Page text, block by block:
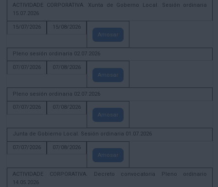
ACTIVIDADE CORPORATIVA. Xunta de Goberno Local. Sesión ordinaria
15.07.2026
15/07/2026
15/08/2026
Amosar
Pleno sesión ordinaria 02.07.2026
07/07/2026
07/08/2026
Amosar
Pleno sesión ordinaria 02.07.2026
07/07/2026
07/08/2026
Amosar
Junta de Gobierno Local. Sesión ordinaria 01.07.2026
07/07/2026
07/08/2026
Amosar
ACTIVIDADE CORPORATIVA. Decreto convocatoria Pleno ordinario
14.05.2026